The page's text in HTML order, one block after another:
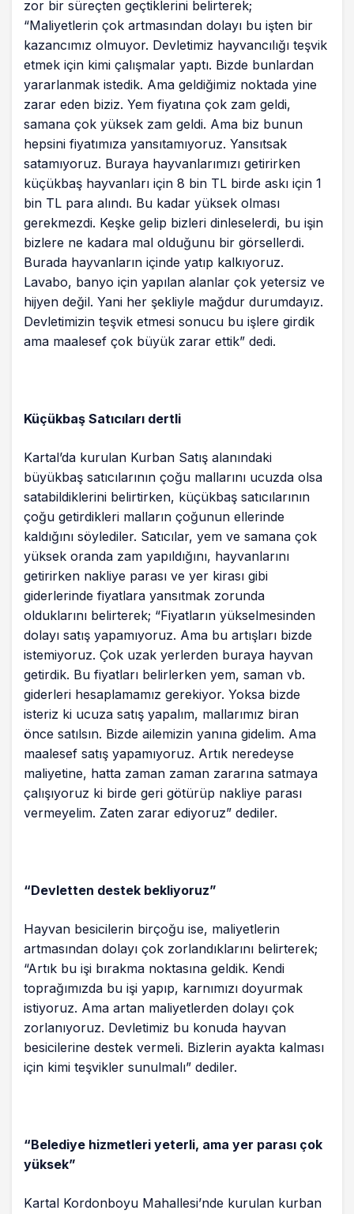
zor bir süreçten geçtiklerini belirterek;
“Maliyetlerin çok artmasından dolayı bu işten bir
kazancımız olmuyor. Devletimiz hayvancılığı teşvik
etmek için kimi çalışmalar yaptı. Bizde bunlardan
yararlanmak istedik. Ama geldiğimiz noktada yine
zarar eden biziz. Yem fiyatına çok zam geldi,
samana çok yüksek zam geldi. Ama biz bunun
hepsini fiyatımıza yansıtamıyoruz. Yansıtsak
satamıyoruz. Buraya hayvanlarımızı getirirken
küçükbaş hayvanları için 8 bin TL birde askı için 1
bin TL para alındı. Bu kadar yüksek olması
gerekmezdi. Keşke gelip bizleri dinleselerdi, bu işin
bizlere ne kadara mal olduğunu bir görsellerdi.
Burada hayvanların içinde yatıp kalkıyoruz.
Lavabo, banyo için yapılan alanlar çok yetersiz ve
hijyen değil. Yani her şekliyle mağdur durumdayız.
Devletimizin teşvik etmesi sonucu bu işlere girdik
ama maalesef çok büyük zarar ettik” dedi.
Küçükbaş Satıcıları dertli
Kartal’da kurulan Kurban Satış alanındaki
büyükbaş satıcılarının çoğu mallarını ucuzda olsa
satabildiklerini belirtirken, küçükbaş satıcılarının
çoğu getirdikleri malların çoğunun ellerinde
kaldığını söylediler. Satıcılar, yem ve samana çok
yüksek oranda zam yapıldığını, hayvanlarını
getirirken nakliye parası ve yer kirası gibi
giderlerinde fiyatlara yansıtmak zorunda
olduklarını belirterek; “Fiyatların yükselmesinden
dolayı satış yapamıyoruz. Ama bu artışları bizde
istemiyoruz. Çok uzak yerlerden buraya hayvan
getirdik. Bu fiyatları belirlerken yem, saman vb.
giderleri hesaplamamız gerekiyor. Yoksa bizde
isteriz ki ucuza satış yapalım, mallarımız biran
önce satılsın. Bizde ailemizin yanına gidelim. Ama
maalesef satış yapamıyoruz. Artık neredeyse
maliyetine, hatta zaman zaman zararına satmaya
çalışıyoruz ki birde geri götürüp nakliye parası
vermeyelim. Zaten zarar ediyoruz” dediler.
“Devletten destek bekliyoruz”
Hayvan besicilerin birçoğu ise, maliyetlerin
artmasından dolayı çok zorlandıklarını belirterek;
“Artık bu işi bırakma noktasına geldik. Kendi
toprağımızda bu işi yapıp, karnımızı doyurmak
istiyoruz. Ama artan maliyetlerden dolayı çok
zorlanıyoruz. Devletimiz bu konuda hayvan
besicilerine destek vermeli. Bizlerin ayakta kalması
için kimi teşvikler sunulmalı” dediler.
“Belediye hizmetleri yeterli, ama yer parası çok
yüksek”
Kartal Kordonboyu Mahallesi’nde kurulan kurban